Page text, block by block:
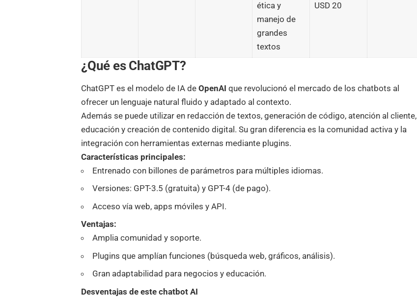
ética y
manejo de
grandes
textos
USD 20
¿Qué es ChatGPT?
ChatGPTes el modelo de IA deOpenAI que revolucionó el mercado de los chatbots al
ofrecer un lenguaje natural fluido y adaptado al contexto.
Además se puede utilizar en redacción de textos, generación de código, atención al cliente,
educación y creación de contenido digital. Su gran diferencia es la comunidad activa y la
integración con herramientas externas mediante plugins.
Características principales:
Entrenado con billones de parámetros para múltiples idiomas.
Versiones: GPT-3.5 (gratuita) y GPT-4 (de pago).
Acceso vía web, apps móviles y API.
Ventajas:
Amplia comunidad y soporte.
Plugins que amplían funciones (búsqueda web, gráficos, análisis).
Gran adaptabilidad para negocios y educación.
Desventajas de este chatbot AI